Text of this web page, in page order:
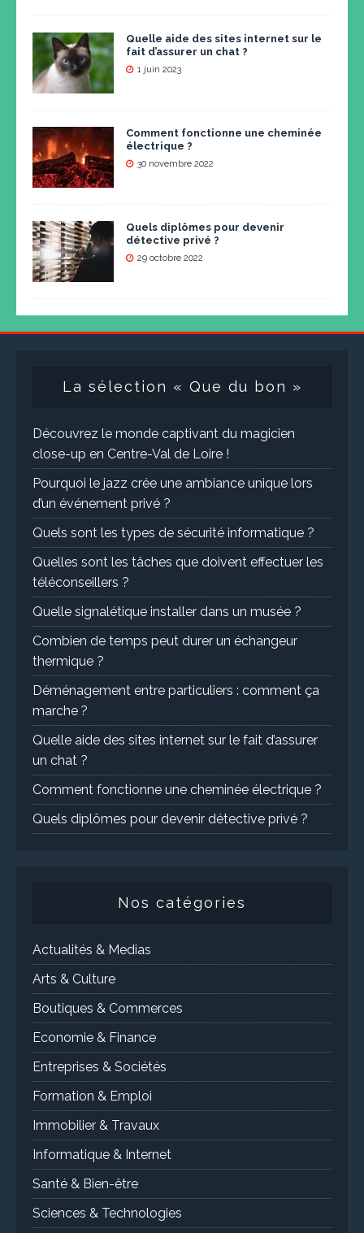
Quelle aide des sites internet sur le
fait d’assurer un chat ?
1 juin 2023
Comment fonctionne une cheminée
électrique ?
30 novembre 2022
Quels diplômes pour devenir
détective privé ?
29 octobre 2022
La sélection « Que du bon »
Découvrez le monde captivant du magicien
close-up en Centre-Val de Loire !
Pourquoi le jazz crée une ambiance unique lors
d’un événement privé ?
Quels sont les types de sécurité informatique ?
Quelles sont les tâches que doivent effectuer les
téléconseillers ?
Quelle signalétique installer dans un musée ?
Combien de temps peut durer un échangeur
thermique ?
Déménagement entre particuliers : comment ça
marche ?
Quelle aide des sites internet sur le fait d’assurer
un chat ?
Comment fonctionne une cheminée électrique ?
Quels diplômes pour devenir détective privé ?
Nos catégories
Actualités & Medias
Arts & Culture
Boutiques & Commerces
Economie & Finance
Entreprises & Sociétés
Formation & Emploi
Immobilier & Travaux
Informatique & Internet
Santé & Bien-être
Sciences & Technologies